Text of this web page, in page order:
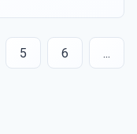
5 6 ...